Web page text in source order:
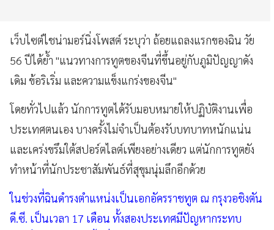
เว็บไซต์ไชน่ามอร์นิ่งโพสต์ ระบุว่า ถ้อยแถลงแรกของฉิน วัย
56 ปีได้ย้ำ "แนวทางการทูตของจีนที่ขึ้นอยู่กับภูมิปัญญาดัง
เดิม ข้อริเริ่ม และความแข็งแกร่งของจีน"
โดยทั่วไปแล้ว นักการทูตได้รับมอบหมายให้ปฏิบัติงานเพื่อ
ประเทศตนเอง บางครั้งไม่จำเป็นต้องรับบทบาทหนักแน่น
และเคร่งขรึมใต้สปอร์ตไลต์เพียงอย่างเดียว แต่นักการทูตยัง
ทำหน้าที่นักประชาสัมพันธ์ที่สุขุมนุ่มลึกอีกด้วย
ในช่วงที่ฉินดำรงตำแหน่งเป็นเอกอัครราชทูต ณ กรุงวอชิงตัน
ดี.ซี. เป็นเวลา 17 เดือน ทั้งสองประเทศมีปัญหากระทบ